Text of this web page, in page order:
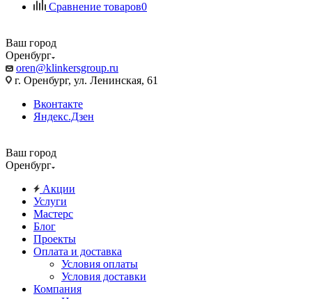
Сравнение товаров0
Ваш город
Оренбург
oren@klinkersgroup.ru
г. Оренбург, ул. Ленинская, 61
Вконтакте
Яндекс.Дзен
Ваш город
Оренбург
Акции
Услуги
Мастерс
Блог
Проекты
Оплата и доставка
Условия оплаты
Условия доставки
Компания